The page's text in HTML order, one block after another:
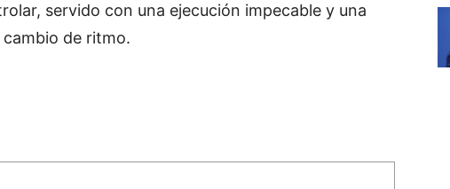
servido con una ejecución impecable y una
de ritmo.